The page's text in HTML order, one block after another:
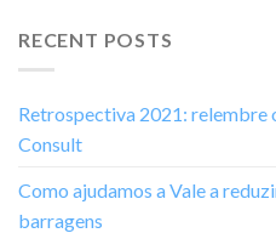
RECENT POSTS
Retrospectiva 2021: relembre
Consult
Como ajudamos a Vale a
barragens